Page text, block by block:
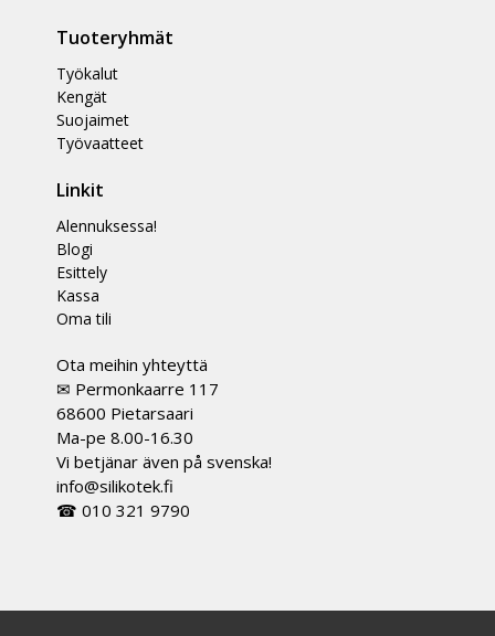
Tuoteryhmät
Työkalut
Kengät
Suojaimet
Työvaatteet
Linkit
Alennuksessa!
Blogi
Esittely
Kassa
Oma tili
Ota meihin yhteyttä
✉ Permonkaarre 117
68600 Pietarsaari
Ma-pe 8.00-16.30
Vi betjänar även på svenska!
info@silikotek.fi
☎ 010 321 9790